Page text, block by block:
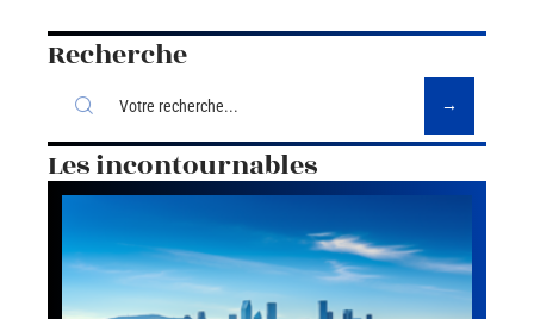
Recherche
Les incontournables